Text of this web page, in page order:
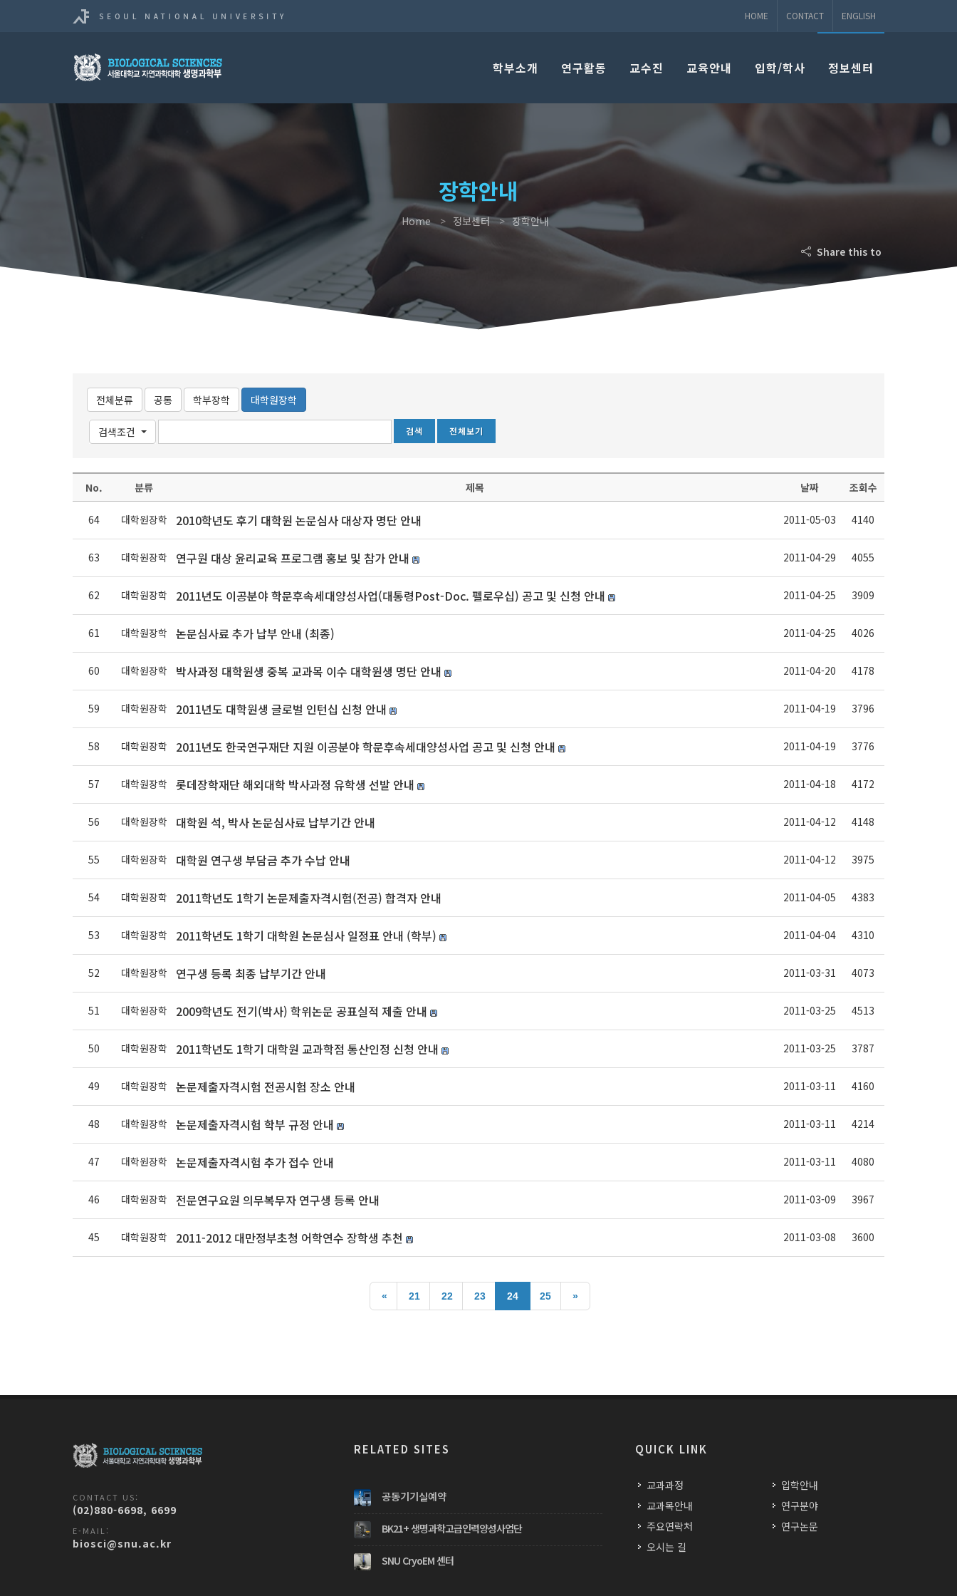
HOME CONTACT ENGLISH
학부소개 연구활동 교수진 교육안내 입학/학사 정보센터
장학안내
Home 정보센터 장학안내
Share this to
전체분류 공통 학부장학 대학원장학
검색조건 전체보기
No. 분류 제목 날짜 조회수
64 대학원장학 2010학년도 후기 대학원 논문심사 대상자 명단 안내 2011-05-03 4140
63 대학원장학 연구원 대상 윤리교육 프로그램 홍보 및 참가 안내 2011-04-29 4055
62 대학원장학 2011년도 이공분야 학문후속세대양성사업(대통령Post-Doc. 펠로우십) 공고 및 신청 안내 2011-04-25 3909
61 대학원장학 논문심사료 추가 납부 안내 (최종) 2011-04-25 4026
60 대학원장학 박사과정 대학원생 중복 교과목 이수 대학원생 명단 안내 2011-04-20 4178
59 대학원장학 2011년도 대학원생 글로벌 인턴십 신청 안내 2011-04-19 3796
58 대학원장학 2011년도 한국연구재단 지원 이공분야 학문후속세대양성사업 공고 및 신청 안내 2011-04-19 3776
57 대학원장학 롯데장학재단 해외대학 박사과정 유학생 선발 안내 2011-04-18 4172
56 대학원장학 대학원 석, 박사 논문심사료 납부기간 안내 2011-04-12 4148
55 대학원장학 대학원 연구생 부담금 추가 수납 안내 2011-04-12 3975
54 대학원장학 2011학년도 1학기 논문제출자격시험(전공) 합격자 안내 2011-04-05 4383
53 대학원장학 2011학년도 1학기 대학원 논문심사 일정표 안내 (학부) 2011-04-04 4310
52 대학원장학 연구생 등록 최종 납부기간 안내 2011-03-31 4073
51 대학원장학 2009학년도 전기(박사) 학위논문 공표실적 제출 안내 2011-03-25 4513
50 대학원장학 2011학년도 1학기 대학원 교과학점 통산인정 신청 안내 2011-03-25 3787
49 대학원장학 논문제출자격시험 전공시험 장소 안내 2011-03-11 4160
48 대학원장학 논문제출자격시험 학부 규정 안내 2011-03-11 4214
47 대학원장학 논문제출자격시험 추가 접수 안내 2011-03-11 4080
46 대학원장학 전문연구요원 의무복무자 연구생 등록 안내 2011-03-09 3967
45 대학원장학 2011-2012 대만정부초청 어학연수 장학생 추천 2011-03-08 3600
« 21 22 23 24 25 »
CONTACT US:
(02)880-6698, 6699
E-MAIL:
biosci@snu.ac.kr
RELATED SITES
공동기기실예약
BK21+ 생명과학고급인력양성사업단
SNU CryoEM 센터
QUICK LINK
교과과정
교과목안내
주요연락처
오시는 길
입학안내
연구분야
연구논문